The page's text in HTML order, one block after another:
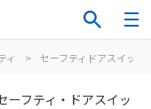
ィ > セーフティドアスイッチ
ーフティ・ドアスイッ